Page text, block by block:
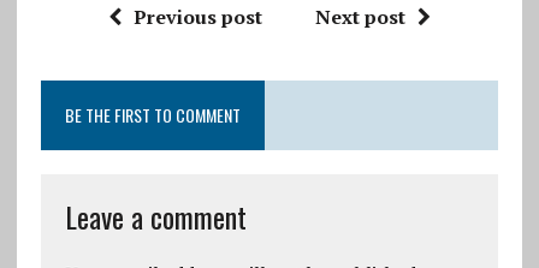
Previous post Next post
BE THE FIRST TO COMMENT
Leave a comment